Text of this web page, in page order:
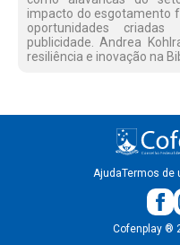
impacto do esgotamento
oportunidades
publicidade. Andrea
resiliência e inovação na
AjudaTermos de
Cofenplay ®